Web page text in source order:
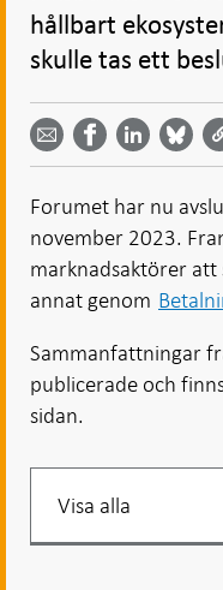
hållbart
skulle tas ett
Dela
email -
Öppnas
i ny flik
Dela på
Facebook
- Öppnas
Dela på
LinkedIn
-
Öppnas
i ny flik
på
Bluesky
-
i ny flik
på
-
i ny
Forumet har nu
november 2023.
marknadsaktörer
annat genom
Sammanfattningar
publicerade och
sidan.
Filtrera